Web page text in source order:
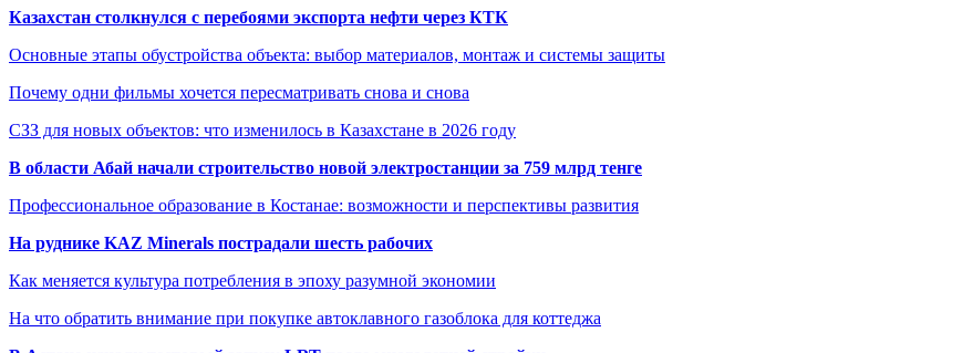
Казахстан столкнулся с перебоями экспорта нефти через КТК
Основные этапы обустройства объекта: выбор материалов, монтаж и системы защиты
Почему одни фильмы хочется пересматривать снова и снова
СЗЗ для новых объектов: что изменилось в Казахстане в 2026 году
В области Абай начали строительство новой электростанции за 759 млрд тенге
Профессиональное образование в Костанае: возможности и перспективы развития
На руднике KAZ Minerals пострадали шесть рабочих
Как меняется культура потребления в эпоху разумной экономии
На что обратить внимание при покупке автоклавного газоблока для коттеджа